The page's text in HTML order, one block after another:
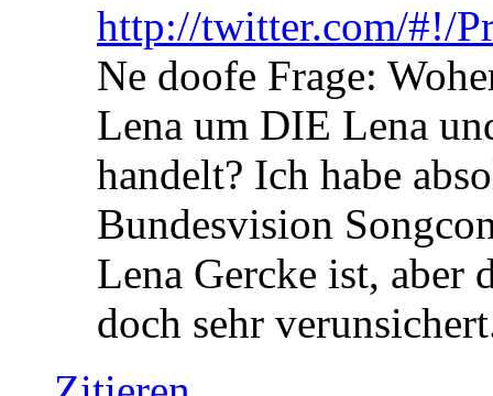
http://twitter.com/#!/
Ne doofe Frage:
Lena um DIE Lena
handelt? Ich habe
Bundesvision
Lena Gercke ist, aber
doch sehr